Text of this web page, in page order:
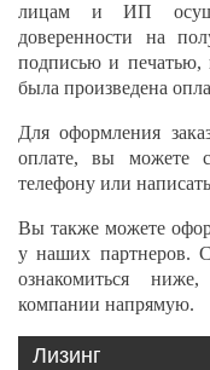
лицам и ИП
доверенности на
подписью и печатью,
была произведена
Для оформления
оплате, вы можете
телефону или
Вы также можете
у наших партнеров.
ознакомиться
компании напрямую.
Лизинг